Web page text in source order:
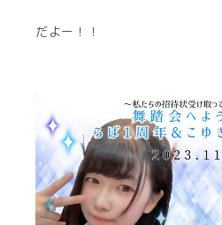
だよー！！